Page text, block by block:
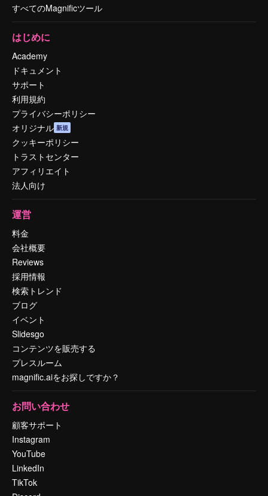
すべてのMagnificツール
はじめに
Academy
ドキュメント
サポート
利用規約
プライバシーポリシー
オリジナル 新規
クッキーポリシー
トラストセンター
アフィリエイト
法人向け
運営
料金
会社概要
Reviews
採用情報
検索トレンド
ブログ
イベント
Slidesgo
コンテンツを販売する
プレスルーム
magnific.aiをお探しですか？
お問い合わせ
顧客サポート
Instagram
YouTube
LinkedIn
TikTok